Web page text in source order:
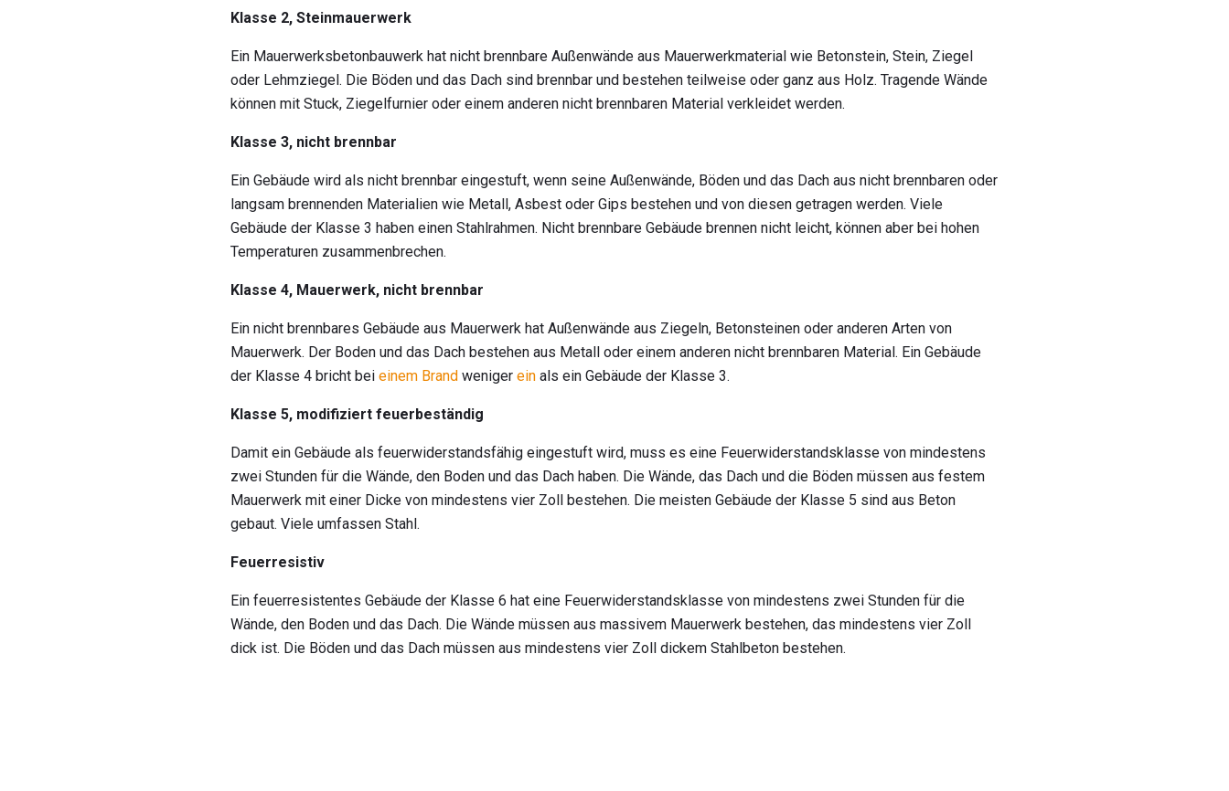
Klasse 2, Steinmauerwerk
Ein Mauerwerksbetonbauwerk hat nicht brennbare Außenwände aus Mauerwerkmaterial wie Betonstein, Stein, Ziegel
oder Lehmziegel. Die Böden und das Dach sind brennbar und bestehen teilweise oder ganz aus Holz. Tragende Wände
können mit Stuck, Ziegelfurnier oder einem anderen nicht brennbaren Material verkleidet werden.
Klasse 3, nicht brennbar
Ein Gebäude wird als nicht brennbar eingestuft, wenn seine Außenwände, Böden und das Dach aus nicht brennbaren oder
langsam brennenden Materialien wie Metall, Asbest oder Gips bestehen und von diesen getragen werden. Viele
Gebäude der Klasse 3 haben einen Stahlrahmen. Nicht brennbare Gebäude brennen nicht leicht, können aber bei hohen
Temperaturen zusammenbrechen.
Klasse 4, Mauerwerk, nicht brennbar
Ein nicht brennbares Gebäude aus Mauerwerk hat Außenwände aus Ziegeln, Betonsteinen oder anderen Arten von
Mauerwerk. Der Boden und das Dach bestehen aus Metall oder einem anderen nicht brennbaren Material. Ein Gebäude
der Klasse 4 bricht bei einem Brand weniger ein als ein Gebäude der Klasse 3.
Klasse 5, modifiziert feuerbeständig
Damit ein Gebäude als feuerwiderstandsfähig eingestuft wird, muss es eine Feuerwiderstandsklasse von mindestens
zwei Stunden für die Wände, den Boden und das Dach haben. Die Wände, das Dach und die Böden müssen aus festem
Mauerwerk mit einer Dicke von mindestens vier Zoll bestehen. Die meisten Gebäude der Klasse 5 sind aus Beton
gebaut. Viele umfassen Stahl.
Feuerresistiv
Ein feuerresistentes Gebäude der Klasse 6 hat eine Feuerwiderstandsklasse von mindestens zwei Stunden für die
Wände, den Boden und das Dach. Die Wände müssen aus massivem Mauerwerk bestehen, das mindestens vier Zoll
dick ist. Die Böden und das Dach müssen aus mindestens vier Zoll dickem Stahlbeton bestehen.